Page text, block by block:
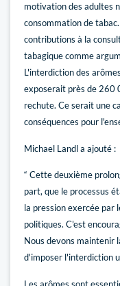
motivation des adultes
consommation de
contributions à la
tabagique comme
L'interdiction des
exposerait près de 260
rechute. Ce serait une
conséquences pour
Michael Landl a ajouté :
“ Cette deuxième
part, que le processus
la pression exercée par
politiques. C'est
Nous devons maintenir
d'imposer l'interdiction
Les arômes sont